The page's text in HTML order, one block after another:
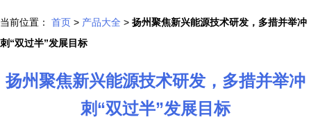
当前位置： 首页 > 产品大全 > 扬州聚焦新兴能源技术研发，多措并举冲
刺“双过半”发展目标
扬州聚焦新兴能源技术研发，多措并举冲
刺“双过半”发展目标